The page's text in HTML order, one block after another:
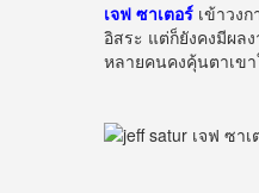
เจฟ ซาเตอร์ เข้าวง
อิสระ แต่ก็ยังคงมีผล
หลายคนคงคุ้นตาเข